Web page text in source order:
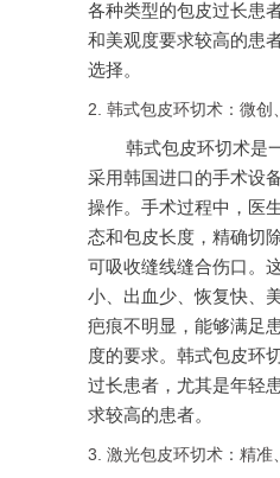
各种类型的包皮过长患
和美观度要求较高的患
选择。
2. 韩式包皮环切术：微创
韩式包皮环切术是
采用韩国进口的手术设
操作。手术过程中，医
态和包皮长度，精确切
可吸收缝线缝合伤口。
小、出血少、恢复快、
疤痕不明显，能够满足
度的要求。韩式包皮环
过长患者，尤其是年轻
求较高的患者。
3. 激光包皮环切术：精准